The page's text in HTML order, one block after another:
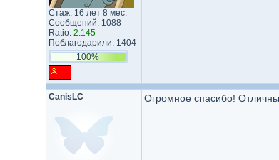
Стаж: 16 лет 8 мес.
Сообщений: 1088
Ratio: 2.145
Поблагодарили: 1404
100%
CanisLC Огромное спасибо!